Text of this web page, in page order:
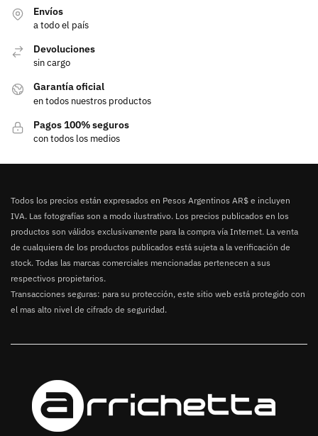
Envíos
a todo el país
Devoluciones
sin cargo
Garantía oficial
en todos nuestros productos
Pagos 100% seguros
con todos los medios
Todos los precios están expresados en Pesos Argentinos AR$ e incluyen
IVA. Las fotografías son a modo ilustrativo. Los precios publicados en los
productos son válidos exclusivamente para la compra vía Internet. La venta
de cualquiera de los productos publicados está sujeta a la verificación de
stock. Todas las marcas comerciales mencionadas pertenecen a sus
respectivos propietarios.
Transacciones seguras: para su protección, este sitio web está protegido con
el mas alto nivel de cifrado de seguridad.